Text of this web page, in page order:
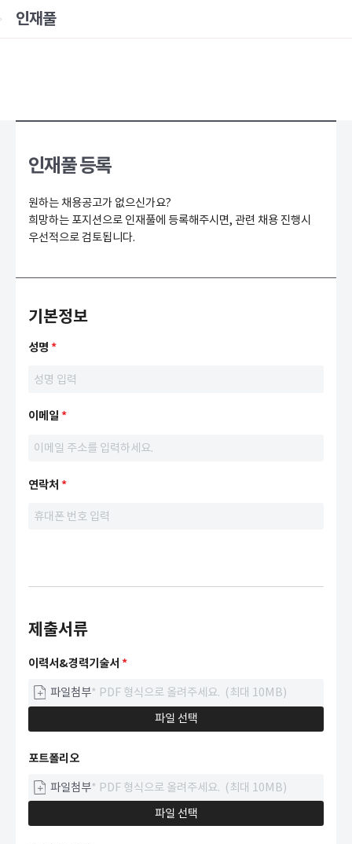
인재풀
인재풀 등록
원하는 채용공고가 없으신가요?
희망하는 포지션으로 인재풀에 등록해주시면, 관련 채용 진행시
우선적으로 검토됩니다.
기본정보
성명
이메일
연락처
제출서류
이력서&경력기술서 *
파일첨부
파일 선택
포트폴리오
파일첨부
파일 선택